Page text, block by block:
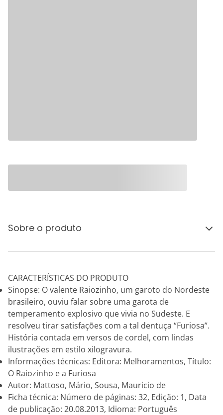
Sobre o produto
CARACTERÍSTICAS DO PRODUTO
Sinopse: O valente Raiozinho, um garoto do Nordeste
brasileiro, ouviu falar sobre uma garota de
temperamento explosivo que vivia no Sudeste. E
resolveu tirar satisfações com a tal dentuça “Furiosa”.
História contada em versos de cordel, com lindas
ilustrações em estilo xilogravura.
Informações técnicas: Editora: Melhoramentos, Título:
O Raiozinho e a Furiosa
Autor: Mattoso, Mário, Sousa, Mauricio de
Ficha técnica: Número de páginas: 32, Edição: 1, Data
de publicação: 20.08.2013, Idioma: Português